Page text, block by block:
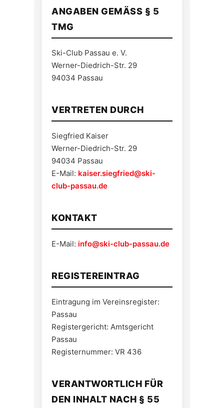
ANGABEN GEMÄSS § 5 T
MG
Ski-Club Passau e. V.
Werner-Diedrich-Str. 29
94034 Passau
VERTRETEN DURCH
Siegfried Kaiser
Werner-Diedrich-Str. 29
94034 Passau
E-Mail: kaiser.siegfried@ski-
club-passau.de
KONTAKT
E-Mail: info@ski-club-passau.de
REGISTEREINTRAG
Eintragung im Vereinsregister:
Passau
Registergericht: Amtsgericht
Passau
Registernummer: VR 436
VERANTWORTLICH FÜR
DEN INHALT NACH § 55